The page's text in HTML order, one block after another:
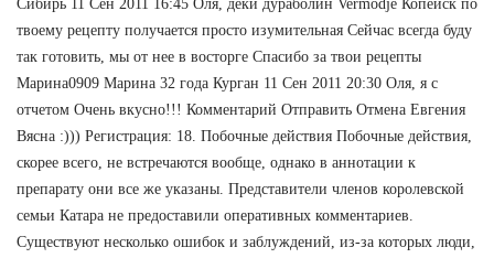
Сибирь 11 Сен 2011 16:45 Оля, деки дураболин Vermodje Копейск по
твоему рецепту получается просто изумительная Сейчас всегда буду
так готовить, мы от нее в восторге Спасибо за твои рецепты
Марина0909 Марина 32 года Курган 11 Сен 2011 20:30 Оля, я с
отчетом Очень вкусно!!! Комментарий Отправить Отмена Евгения
Вясна :))) Регистрация: 18. Побочные действия Побочные действия,
скорее всего, не встречаются вообще, однако в аннотации к
препарату они все же указаны. Представители членов королевской
семьи Катара не предоставили оперативных комментариев.
Существуют несколько ошибок и заблуждений, из-за которых люди,